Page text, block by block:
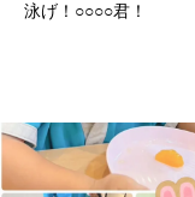
泳げ！○○○○君！